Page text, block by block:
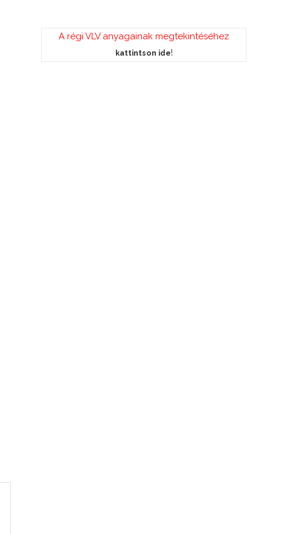
A régi VLV anyagainak megtekintéséhez
kattintson ide!